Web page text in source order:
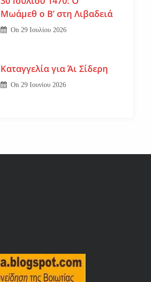
Μωάμεθ ο Β’ στη Λιβαδειά
On29 Ιουλίου 2026
Καταγγελία για Άι Σίδερη
On 29 Ιουνίου 2026